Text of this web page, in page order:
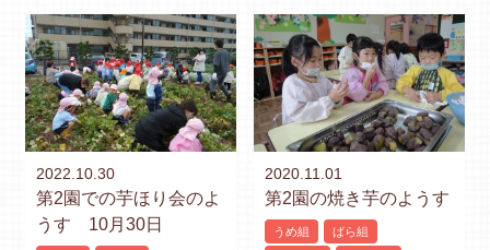
2022.10.30
第2園での芋ほり会のよ
うす 10月30日
2020.11.01
第2園の焼き芋のようす
うめ組
ばら組